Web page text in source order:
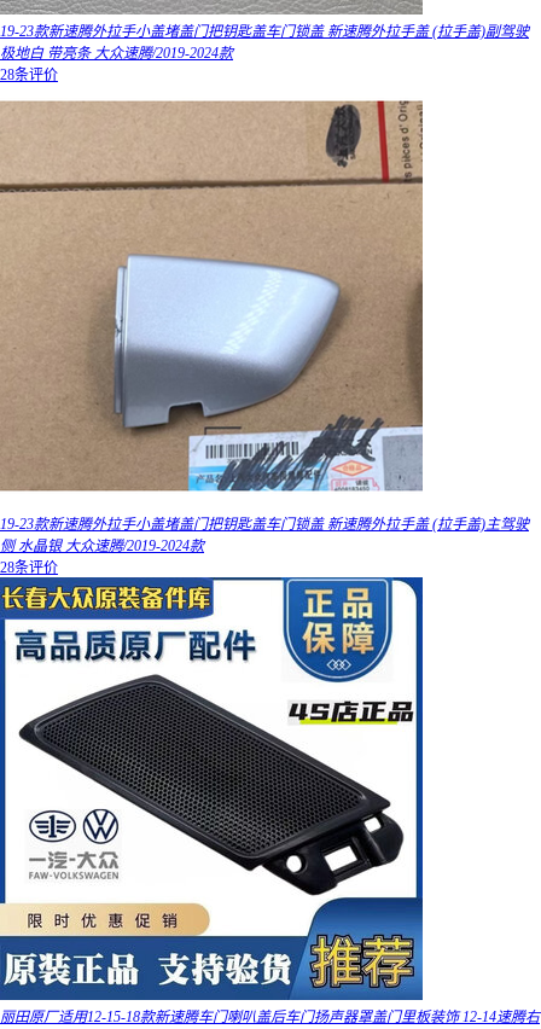
19-23款新速腾外拉手小盖堵盖门把钥匙盖车门锁盖 新速腾外拉手盖 (拉手盖)副驾驶
极地白 带亮条 大众速腾/2019-2024款
28条评价
19-23款新速腾外拉手小盖堵盖门把钥匙盖车门锁盖 新速腾外拉手盖 (拉手盖)主驾驶
侧 水晶银 大众速腾/2019-2024款
28条评价
丽田原厂适用12-15-18款新速腾车门喇叭盖后车门扬声器罩盖门里板装饰 12-14速腾右